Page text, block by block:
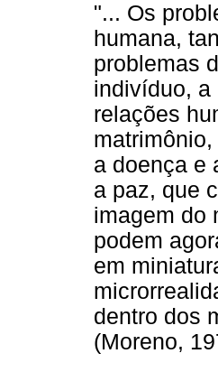
"... Os
humana,
problemas
indivíduo, a
relações
matrimônio,
a doença e
a paz, que
imagem do
podem
em
dentro dos
(Moreno,